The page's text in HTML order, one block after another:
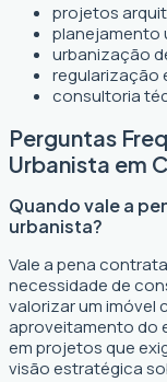
projetos
planejamento
urbanização
regularização
consultoria
Perguntas
Urbanista em
Quando vale a
urbanista?
Vale a pena
necessidade de
valorizar um imóvel
aproveitamento do
em projetos que
visão estratégica